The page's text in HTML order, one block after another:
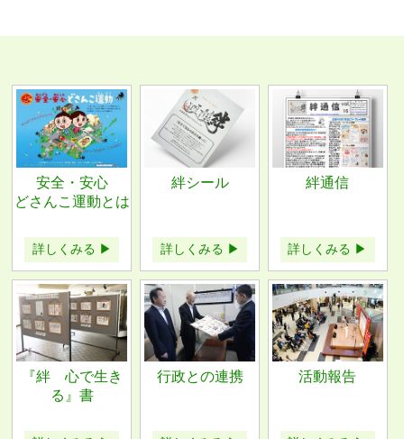
安全・安心
どさんこ運動とは
詳しくみる ▶
絆シール
詳しくみる ▶
絆通信
詳しくみる ▶
『絆 心で生き
る』書
行政との連携 活動報告